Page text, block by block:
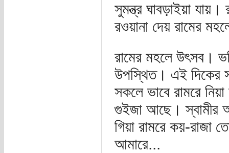
সুমন্ত্র ঘাবড়াইয়া
রওয়ানা দেয় রামের
রামের মহলে উৎসব।
উপস্থিত। এই দিকের
সকলে ভাবে রামরে
গুইজা আছে। স্বামীর
গিয়া রামরে কয়-রাজা
আমারে...